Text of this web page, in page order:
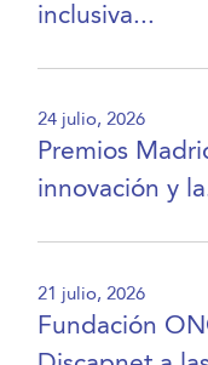
inclusiva...
24 julio, 2026
Premios
innovación y
21 julio, 2026
Fundación